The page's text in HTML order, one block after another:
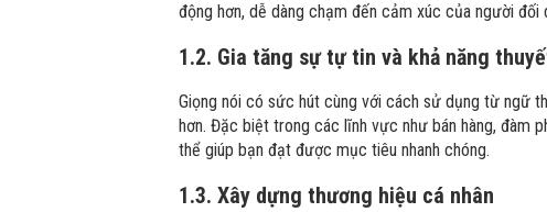
động hơn, dễ dàng chạm đến cảm xúc của người đối
1.2. Gia tăng sự tự tin và khả năng
Giọng nói có sức hút cùng với cách sử dụng từ ngữ
hơn. Đặc biệt trong các lĩnh vực như bán hàng, đàm
thể giúp bạn đạt được mục tiêu nhanh chóng.
1.3. Xây dựng thương hiệu cá nhân